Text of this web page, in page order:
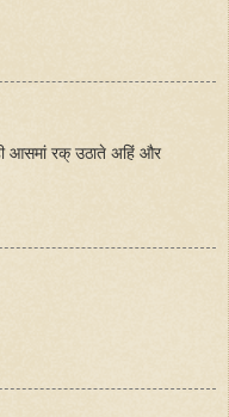
आसमां रक् उठाते अहिं और